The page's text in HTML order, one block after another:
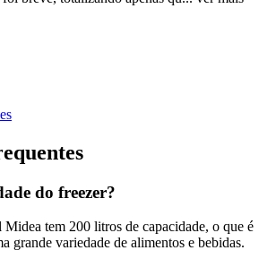
do freezer?
tem 200 litros de capacidade, o que é
grande variedade de alimentos e bebidas.